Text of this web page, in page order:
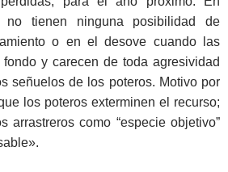
no tienen ninguna posibilidad de
o en el desove cuando las
y carecen de toda agresividad
señuelos de los poteros. Motivo por
los poteros exterminen el recurso;
arrastreros como “especie objetivo”